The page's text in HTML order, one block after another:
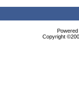
Copyright